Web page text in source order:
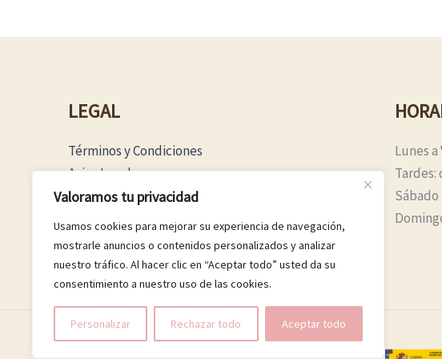
Valoramos tu privacidad
Usamos cookies para mejorar su experiencia de navegación,
mostrarle anuncios o contenidos personalizados y analizar
nuestro tráfico. Al hacer clic en “Aceptar todo” usted da su
consentimiento a nuestro uso de las cookies.
Personalizar Rechazar todo Aceptar todo
LEGAL
Términos y Condiciones
Aviso Legal
Política Privacidad
Política Cookies
Lunes a
Tardes:
Sábado